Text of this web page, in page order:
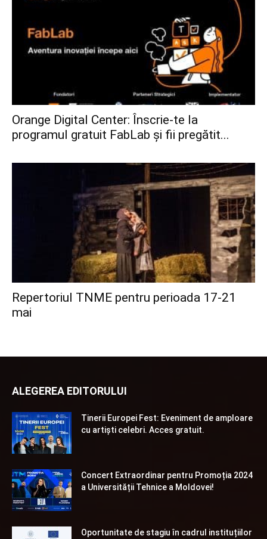
Orange Digital Center: Înscrie-te la
programul gratuit FabLab și fii pregătit...
Repertoriul TNME pentru perioada 17-21
mai
ALEGEREA EDITORULUI
Tinerii Europei Fest: Eveniment de amploare
cu artiști celebri. Acces gratuit.
Concert Extraordinar pentru Promoția 2024
a Universității Tehnice a Moldovei!
Oportunitate de stagiu în cadrul instituțiilor